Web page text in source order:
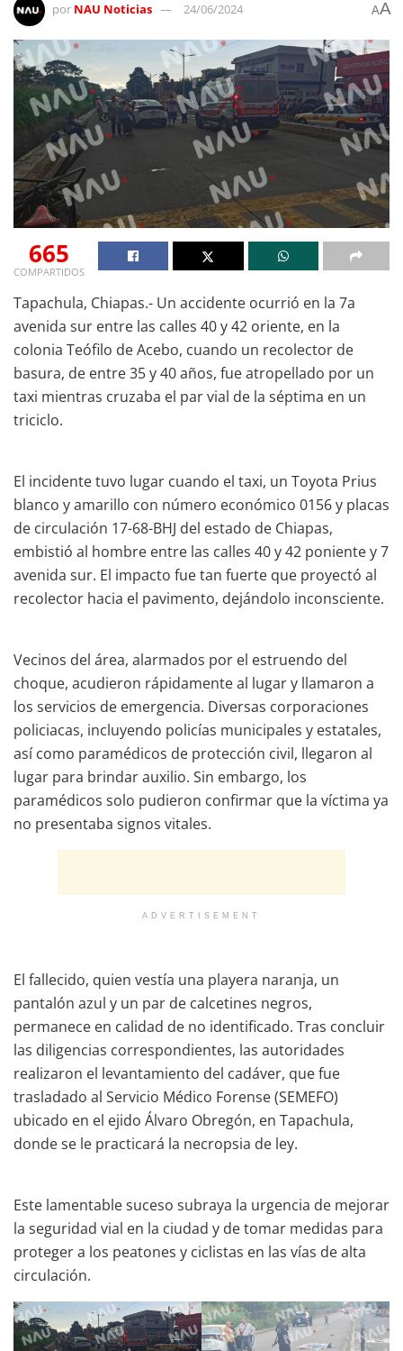
por NAU Noticias 24/06/2024 AA
665
COMPARTIDOS
Tapachula, Chiapas.- Un accidente ocurrió en la 7a
avenida sur entre las calles 40 y 42 oriente, en la
colonia Teófilo de Acebo, cuando un recolector de
basura, de entre 35 y 40 años, fue atropellado por un
taxi mientras cruzaba el par vial de la séptima en un
triciclo.
El incidente tuvo lugar cuando el taxi, un Toyota Prius
blanco y amarillo con número económico 0156 y placas
de circulación 17-68-BHJ del estado de Chiapas,
embistió al hombre entre las calles 40 y 42 poniente y 7
avenida sur. El impacto fue tan fuerte que proyectó al
recolector hacia el pavimento, dejándolo inconsciente.
Vecinos del área, alarmados por el estruendo del
choque, acudieron rápidamente al lugar y llamaron a
los servicios de emergencia. Diversas corporaciones
policiacas, incluyendo policías municipales y estatales,
así como paramédicos de protección civil, llegaron al
lugar para brindar auxilio. Sin embargo, los
paramédicos solo pudieron confirmar que la víctima ya
no presentaba signos vitales.
ADVERTISEMENT
El fallecido, quien vestía una playera naranja, un
pantalón azul y un par de calcetines negros,
permanece en calidad de no identificado. Tras concluir
las diligencias correspondientes, las autoridades
realizaron el levantamiento del cadáver, que fue
trasladado al Servicio Médico Forense (SEMEFO)
ubicado en el ejido Álvaro Obregón, en Tapachula,
donde se le practicará la necropsia de ley.
Este lamentable suceso subraya la urgencia de mejorar
la seguridad vial en la ciudad y de tomar medidas para
proteger a los peatones y ciclistas en las vías de alta
circulación.